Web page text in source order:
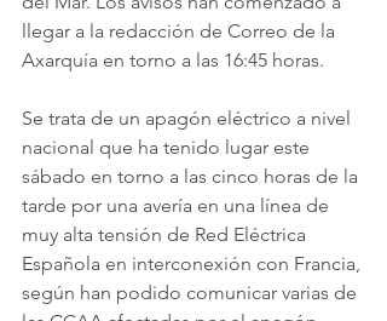
llegar a la redacción de Correo de la
Axarquía en torno a las 16:45 horas.
Se trata de un apagón eléctrico a nivel
nacional que ha tenido lugar este
sábado en torno a las cinco horas de la
tarde por una avería en una línea de
muy alta tensión de Red Eléctrica
Española en interconexión con Francia,
según han podido comunicar varias de